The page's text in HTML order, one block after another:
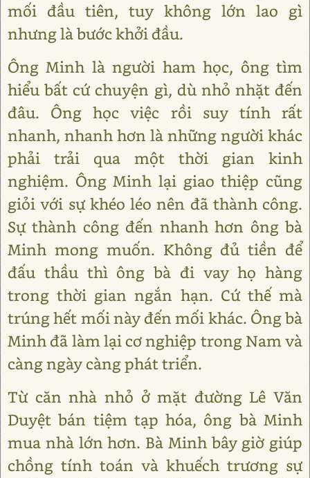
mối đầu tiên, tuy không lớn lao gì
nhưng là bước khởi đầu.
Ông Minh là người ham học, ông tìm
hiểu bất cứ chuyện gì, dù nhỏ nhặt đến
đâu. Ông học việc rồi suy tính rất
nhanh, nhanh hơn là những người khác
phải trải qua một thời gian kinh
nghiệm. Ông Minh lại giao thiệp cũng
giỏi với sự khéo léo nên đã thành công.
Sự thành công đến nhanh hơn ông bà
Minh mong muốn. Không đủ tiền để
đấu thầu thì ông bà đi vay họ hàng
trong thời gian ngắn hạn. Cứ thế mà
trúng hết mối này đến mối khác. Ông bà
Minh đã làm lại cơ nghiệp trong Nam và
càng ngày càng phát triển.
Từ căn nhà nhỏ ở mặt đường Lê Văn
Duyệt bán tiệm tạp hóa, ông bà Minh
mua nhà lớn hơn. Bà Minh bây giờ giúp
chồng tính toán và khuếch trương sự